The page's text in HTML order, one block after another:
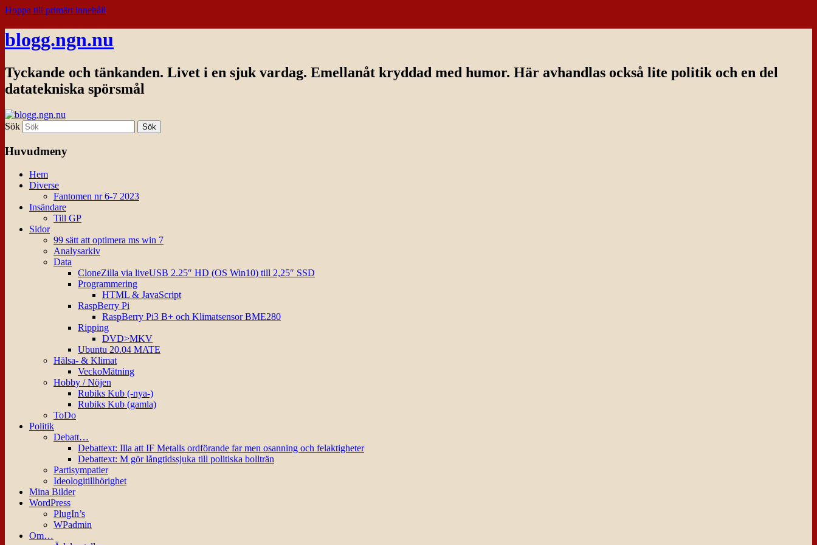
Hoppa till primärt innehåll
blogg.ngn.nu
Tyckande och tänkanden. Livet i en sjuk vardag. Emellanåt kryddad med humor. Här avhandlas också lite politik och en del
datatekniska spörsmål
Sök
Huvudmeny
Hem
Diverse
Fantomen nr 6-7 2023
Insändare
Till GP
Sidor
99 sätt att optimera ms win 7
Analysarkiv
Data
CloneZilla via liveUSB 2.25″ HD (OS Win10) till 2,25″ SSD
Programmering
HTML & JavaScript
RaspBerry Pi
RaspBerry Pi3 B+ och Klimatsensor BME280
Ripping
DVD>MKV
Ubuntu 20.04 MATE
Hälsa- & Klimat
VeckoMätning
Hobby / Nöjen
Rubiks Kub (-nya-)
Rubiks Kub (gamla)
ToDo
Politik
Debatt…
Debattext: Illa att IF Metalls ordförande far men osanning och felaktigheter
Debattext: M gör långtidssjuka till politiska bollträn
Partisympatier
Ideologitillhörighet
Mina Bilder
WordPress
PlugIn’s
WPadmin
Om…